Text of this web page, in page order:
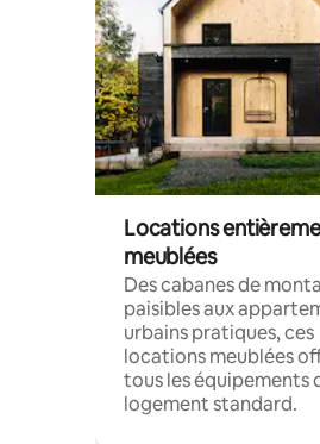
Locations
meublées
Des cabanes de
paisibles aux
urbains pratiques, ces
locations meublées
tous les équipements
logement standard.